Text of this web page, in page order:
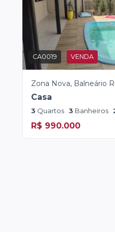
CA0019 VENDA
Zona Nova, Balneário
Casa
3 Quartos 3 Banheiros
R$ 990.000